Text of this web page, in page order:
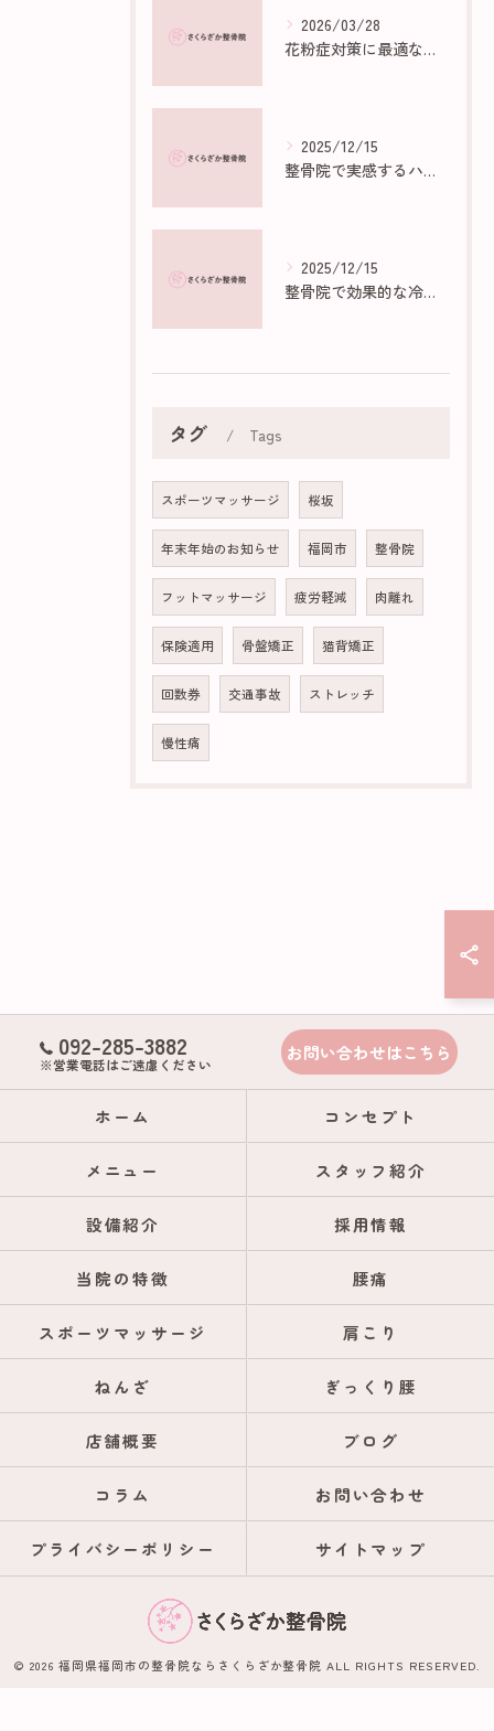
2026/03/28
花粉症対策に最適な部屋作りのポイント
2025/12/15
整骨院で実感するハイボルトの効果と仕組み
2025/12/15
整骨院で効果的な冷え性マッサージ法
タグ Tags
スポーツマッサージ 桜坂
年末年始のお知らせ 福岡市 整骨院
フットマッサージ 疲労軽減 肉離れ
保険適用 骨盤矯正 猫背矯正
回数券 交通事故 ストレッチ
慢性痛
092-285-3882
※営業電話はご遠慮ください
お問い合わせはこちら
ホーム コンセプト
メニュー スタッフ紹介
設備紹介 採用情報
当院の特徴 腰痛
スポーツマッサージ 肩こり
ねんざ ぎっくり腰
店舗概要 ブログ
コラム お問い合わせ
プライバシーポリシー サイトマップ
© 2026 福岡県福岡市の整骨院ならさくらざか整骨院 ALL RIGHTS RESERVED.